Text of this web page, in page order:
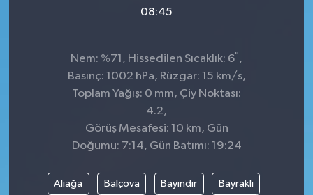
08:45
Nem: %71, Hissedilen Sıcaklık: 6°,
Basınç: 1002 hPa, Rüzgar: 15 km/s,
Toplam Yağış: 0 mm, Çiy Noktası:
4.2,
Görüş Mesafesi: 10 km, Gün
Doğumu: 7:14, Gün Batımı: 19:24
Aliağa Balçova Bayındır Bayraklı